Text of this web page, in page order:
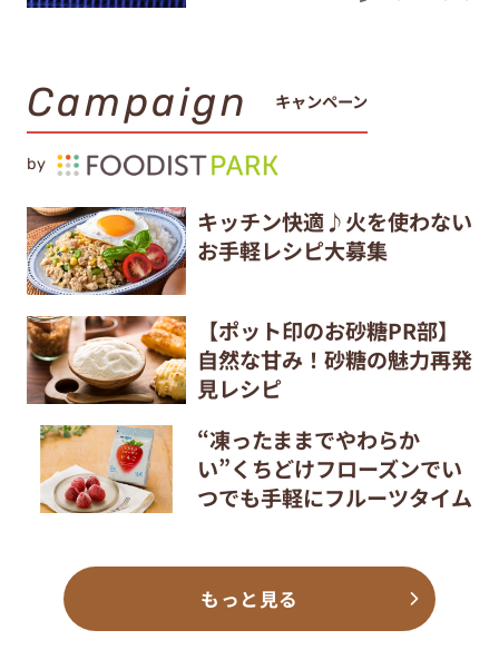
Campaign キャンペーン
by
キッチン快適♪火を使わない
お手軽レシピ大募集
【ポット印のお砂糖PR部】
自然な甘み！砂糖の魅力再発
見レシピ
“凍ったままでやわらか
い”くちどけフローズンでい
つでも手軽にフルーツタイム
もっと見る